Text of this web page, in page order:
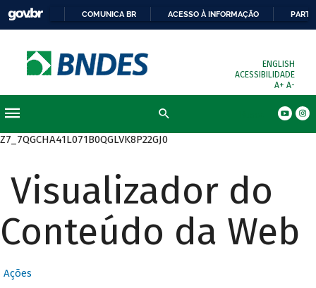
COMUNICA BR ACESSO À INFORMAÇÃO
ENGLISH
ACESSIBILIDADE
A+ A-
Z7_7QGCHA41L071B0QGLVK8P22GJ0
Visualizador do
Conteúdo da Web
Ações